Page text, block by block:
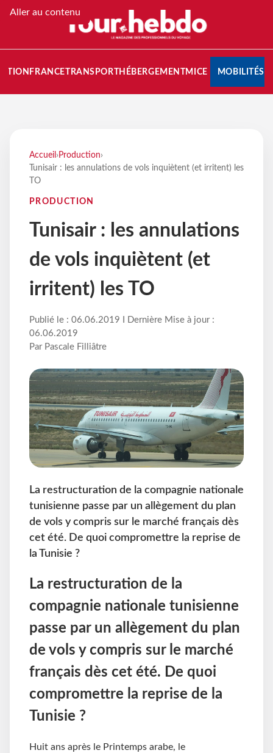
Aller au contenu
FRANCETRANSPORT HÉBERGEMENTMICE MOBILITÉS
Accueil › Production›
Tunisair : les annulations de vols inquiètent (et irritent) les
TO
PRODUCTION
Tunisair : les annulations
de vols inquiètent (et
irritent) les TO
Publié le : 06.06.2019 I Dernière Mise à jour :
06.06.2019
Par Pascale Filliâtre
La restructuration de la compagnie nationale
tunisienne passe par un allègement du plan
de vols y compris sur le marché français dès
cet été. De quoi compromettre la reprise de
la Tunisie ?
La restructuration de la
compagnie nationale tunisienne
passe par un allègement du plan
de vols y compris sur le marché
français dès cet été. De quoi
compromettre la reprise de la
Tunisie ?
Huit ans après le Printemps arabe, le